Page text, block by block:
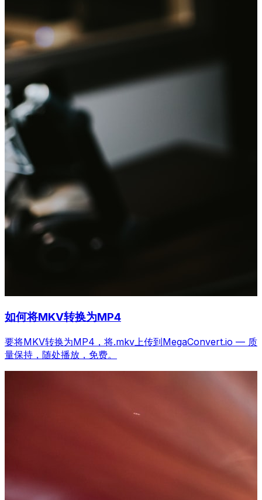
如何将MKV转换为MP4
要将MKV转换为MP4，将.mkv上传到MegaConvert.io — 质
量保持，随处播放，免费。